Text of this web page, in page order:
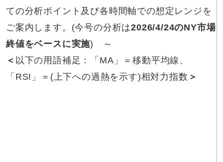
ての分析ポイント及び各時間軸での想定レンジを
ご案内します。(今号の分析は2026/4/24のNY市場
終値をベースに実施) ～
＜ 以下の用語補足：「MA」＝移動平均線、
「RSI」＝(上下への過熱を示す)相対力指数 ＞